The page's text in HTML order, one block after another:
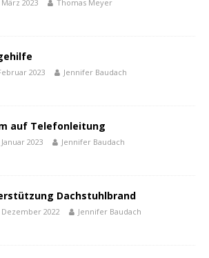
März 2023 Thomas Meyer
2023 Jennifer Baudach
auf Telefonleitung
Januar 2023 Jennifer Baudach
Dachstuhlbrand
Dezember 2022 Jennifer Baudach